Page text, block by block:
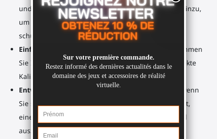
und SMGs. Fügen Sie einen abnehmbaren Schaft hinzu,
um ihn für Schüsse auf größere Entfernungen zu
schultern.
Einfach zu erlernen, auch einfach zu meistern
: Nehmen
Sie Ihren Gunstock und finden Sie schnell die perfekte
Kalibrierung.
Entwickeln Sie Ihr Muskelgedächtnis
: Jedes Mal, wenn
Sie spielen, beobachten Sie, wie viel einfacher es ist,
einen perfekten Schuss oder ein Nachladen schnell
auszuführen.